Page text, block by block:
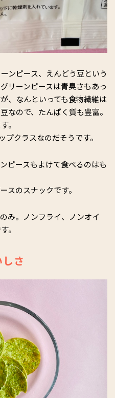
ンピース、えんどう豆という
リーンピースは青臭さもあっ
、なんといっても食物繊維は
なので、たんぱく質も豊富。
。
プクラスなのだそうです。
ピースもよけて食べるのはも
スのスナックです。
み。ノンフライ、ノンオイ
。
さ